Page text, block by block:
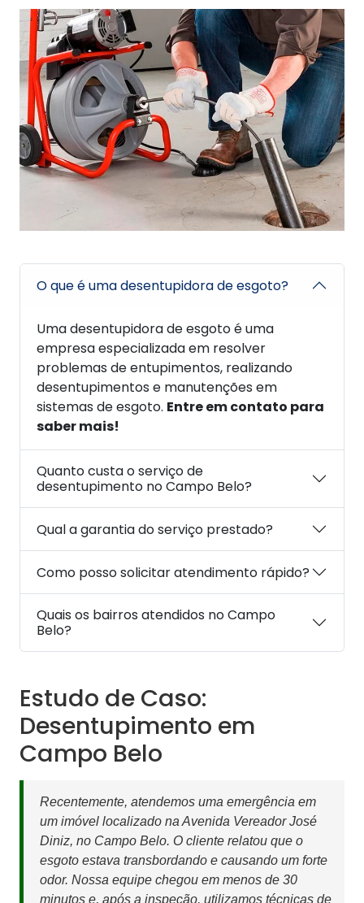
O que é uma desentupidora de esgoto?
Uma desentupidora de esgoto é uma
empresa especializada em resolver
problemas de entupimentos, realizando
desentupimentos e manutenções em
sistemas de esgoto. Entre em contato para
saber mais!
Quanto custa o serviço de
desentupimento no Campo Belo?
Qual a garantia do serviço prestado?
Como posso solicitar atendimento rápido?
Quais os bairros atendidos no Campo
Belo?
Estudo de Caso:
Desentupimento em
Campo Belo
Recentemente, atendemos uma emergência em
um imóvel localizado na Avenida Vereador José
Diniz, no Campo Belo. O cliente relatou que o
esgoto estava transbordando e causando um forte
odor. Nossa equipe chegou em menos de 30
minutos e, após a inspeção, utilizamos técnicas de